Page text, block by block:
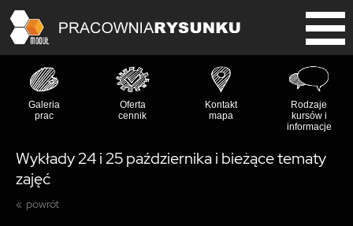
Galeria
prac
Oferta
cennik
Kontakt
mapa
Rodzaje
kursów i
informacje
Wykłady 24 i 25 października i bieżące tematy
zajęć
powrót